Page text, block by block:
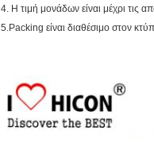
4. Η τιμή μονάδων είναι μέχρι τις
5.Packing είναι διαθέσιμο στον